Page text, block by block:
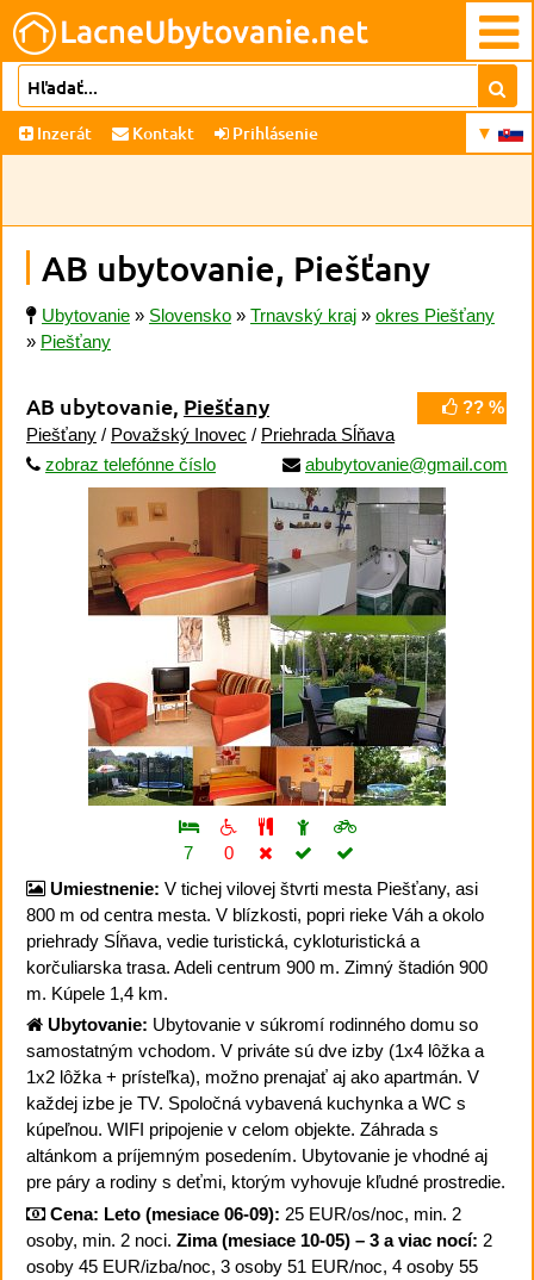
Inzerát Kontakt Prihlásenie
AB ubytovanie, Piešťany
Ubytovanie » Slovensko » Trnavský kraj » okres Piešťany
» Piešťany
?? %
AB ubytovanie, Piešťany
Piešťany / Považský Inovec / Priehrada Sĺňava
zobraz telefónne číslo
abubytovanie@gmail.com
7
0
Umiestnenie: V tichej vilovej štvrti mesta Piešťany, asi
800 m od centra mesta. V blízkosti, popri rieke Váh a okolo
priehrady Sĺňava, vedie turistická, cykloturistická a
korčuliarska trasa. Adeli centrum 900 m. Zimný štadión 900
m. Kúpele 1,4 km.
Ubytovanie: Ubytovanie v súkromí rodinného domu so
samostatným vchodom. V priváte sú dve izby (1x4 lôžka a
1x2 lôžka + prísteľka), možno prenajať aj ako apartmán. V
každej izbe je TV. Spoločná vybavená kuchynka a WC s
kúpeľnou. WIFI pripojenie v celom objekte. Záhrada s
altánkom a príjemným posedením. Ubytovanie je vhodné aj
pre páry a rodiny s deťmi, ktorým vyhovuje kľudné prostredie.
Cena: Leto (mesiace 06-09): 25 EUR/os/noc, min. 2
osoby, min. 2 noci. Zima (mesiace 10-05) – 3 a viac nocí: 2
osoby 45 EUR/izba/noc, 3 osoby 51 EUR/noc, 4 osoby 55